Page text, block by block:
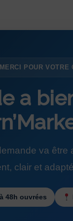
POUR VOTRE
a
va
clair et
48h ouvrées